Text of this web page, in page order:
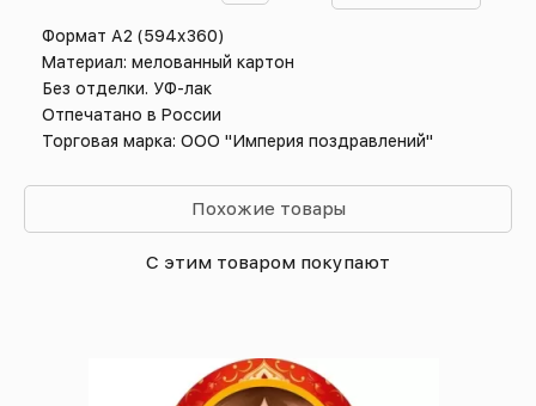
Формат А2 (594х360)
Материал: мелованный картон
Без отделки. УФ-лак
Отпечатано в России
Торговая марка: ООО "Империя поздравлений"
Похожие товары
С этим товаром покупают